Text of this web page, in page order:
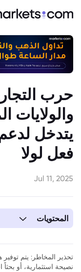
حرب
والولايات
يتدخل
فعل لولا
Jul 11, 2025
المحتويات
بولسونارو، ورد فعل لولا
تحذير المخاطر: يتم
نصيحة استثمارية، أو بحثاً